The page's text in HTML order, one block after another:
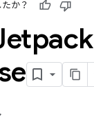
か？